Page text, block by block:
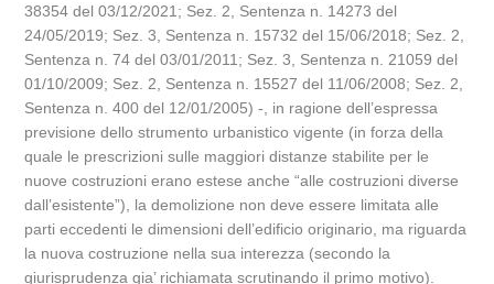
38354 del 03/12/2021; Sez. 2, Sentenza n. 14273 del
24/05/2019; Sez. 3, Sentenza n. 15732 del 15/06/2018; Sez. 2,
Sentenza n. 74 del 03/01/2011; Sez. 3, Sentenza n. 21059 del
01/10/2009; Sez. 2, Sentenza n. 15527 del 11/06/2008; Sez. 2,
Sentenza n. 400 del 12/01/2005) -, in ragione dell’espressa
previsione dello strumento urbanistico vigente (in forza della
quale le prescrizioni sulle maggiori distanze stabilite per le
nuove costruzioni erano estese anche “alle costruzioni diverse
dall’esistente”), la demolizione non deve essere limitata alle
parti eccedenti le dimensioni dell’edificio originario, ma riguarda
la nuova costruzione nella sua interezza (secondo la
giurisprudenza gia’ richiamata scrutinando il primo motivo).